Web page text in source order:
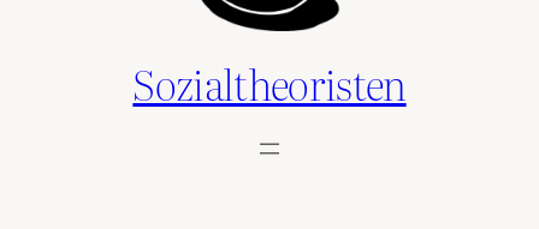
Sozialtheoristen